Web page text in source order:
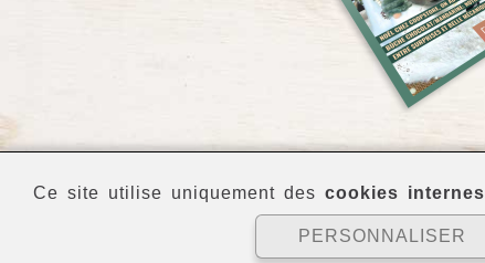
Ce site utilise uniquement des cookies internes
PERSONNALISER